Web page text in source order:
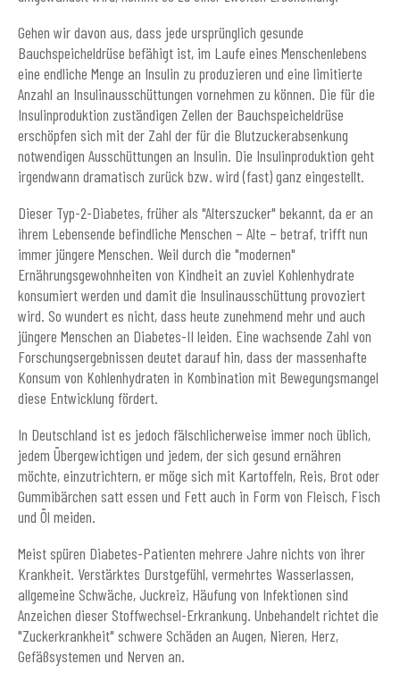
Gehen wir davon aus, dass jede ursprünglich gesunde
Bauchspeicheldrüse befähigt ist, im Laufe eines Menschenlebens
eine endliche Menge an Insulin zu produzieren und eine limitierte
Anzahl an Insulinausschüttungen vornehmen zu können. Die für die
Insulinproduktion zuständigen Zellen der Bauchspeicheldrüse
erschöpfen sich mit der Zahl der für die Blutzuckerabsenkung
notwendigen Ausschüttungen an Insulin. Die Insulinproduktion geht
irgendwann dramatisch zurück bzw. wird (fast) ganz eingestellt.
Dieser Typ-2-Diabetes, früher als "Alterszucker" bekannt, da er an
ihrem Lebensende befindliche Menschen – Alte – betraf, trifft nun
immer jüngere Menschen. Weil durch die "modernen"
Ernährungsgewohnheiten von Kindheit an zuviel Kohlenhydrate
konsumiert werden und damit die Insulinausschüttung provoziert
wird. So wundert es nicht, dass heute zunehmend mehr und auch
jüngere Menschen an Diabetes-II leiden. Eine wachsende Zahl von
Forschungsergebnissen deutet darauf hin, dass der massenhafte
Konsum von Kohlenhydraten in Kombination mit Bewegungsmangel
diese Entwicklung fördert.
In Deutschland ist es jedoch fälschlicherweise immer noch üblich,
jedem Übergewichtigen und jedem, der sich gesund ernähren
möchte, einzutrichtern, er möge sich mit Kartoffeln, Reis, Brot oder
Gummibärchen satt essen und Fett auch in Form von Fleisch, Fisch
und Öl meiden.
Meist spüren Diabetes-Patienten mehrere Jahre nichts von ihrer
Krankheit. Verstärktes Durstgefühl, vermehrtes Wasserlassen,
allgemeine Schwäche, Juckreiz, Häufung von Infektionen sind
Anzeichen dieser Stoffwechsel-Erkrankung. Unbehandelt richtet die
"Zuckerkrankheit" schwere Schäden an Augen, Nieren, Herz,
Gefäßsystemen und Nerven an.